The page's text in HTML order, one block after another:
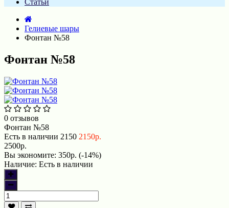
Статьи
Гелиевые шары
Фонтан №58
Фонтан №58
0 отзывов
Фонтан №58
Есть в наличии 2150 2150р.
2500р.
Вы экономите: 350р. (-14%)
Наличие: Есть в наличии